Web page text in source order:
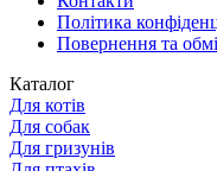
Політика
Повернення та
Каталог
Для котів
Для собак
Для гризунів